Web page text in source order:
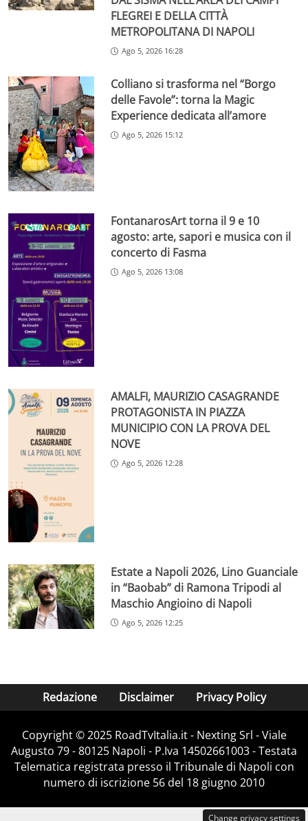
FLEGREI E DELLA CITTÀ
METROPOLITANA DI NAPOLI
Ago 5, 2026 16:28
Colliano si trasforma nel “Borgo
delle Favole”: torna la Magic
Experience dedicata all’amore
Ago 5, 2026 15:12
FontanarosArt torna il 9 e 10
agosto: arte, sapori e musica con il
concerto di Fasma
Ago 5, 2026 13:08
AMALFI, MAURIZIO CASAGRANDE
PROTAGONISTA IN PIAZZA
MUNICIPIO CON LA PROVA DEL
NOVE
Ago 5, 2026 12:28
Estate a Napoli 2026, Lino Guanciale
in “Baobab” di Ramona Tripodi al
Maschio Angioino di Napoli
Ago 5, 2026 12:25
Redazione Disclaimer Privacy Policy
Copyright ©️ 2025 RoadTvItalia.it - Nexting Srl - Viale
Augusto 79 - 80125 Napoli - P.Iva 14502661003 - Testata
Telematica registrata presso il Tribunale di Napoli con
numero di iscrizione 56 del 18 giugno 2010
Change privacy settings